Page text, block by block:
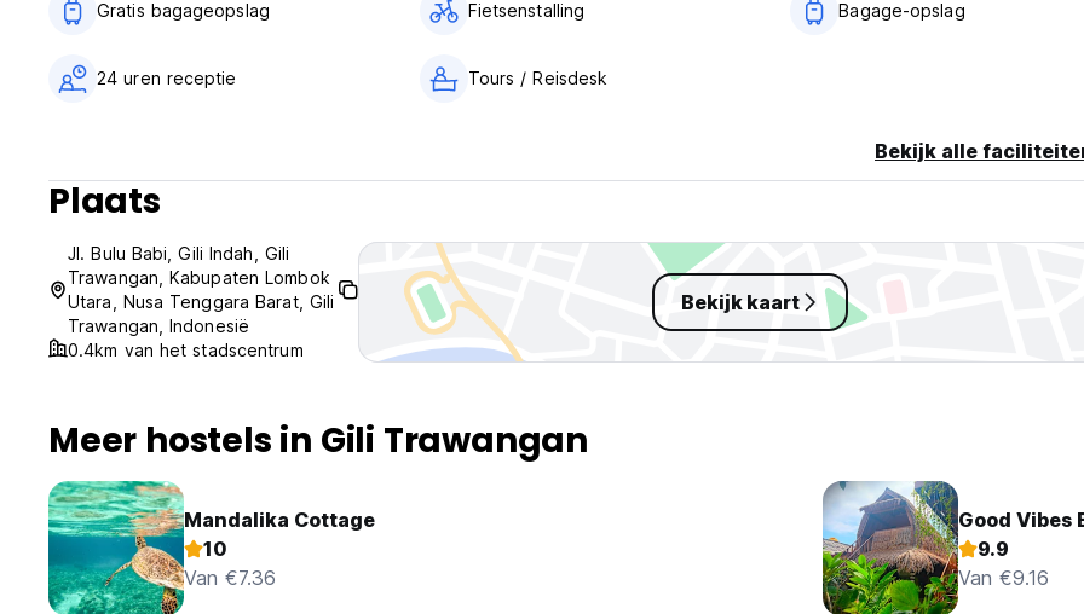
Gratis bagageopslag Fietsenstalling Bagage-opslag
24 uren receptie Tours / Reisdesk
Bekijk alle
Plaats
Jl. Bulu Babi, Gili Indah, Gili
Trawangan, Kabupaten Lombok
Utara, Nusa Tenggara Barat, Gili
Trawangan, Indonesië
0.4km van het stadscentrum
Bekijk kaart
Meer hostels in Gili Trawangan
Mandalika Cottage
10
Van €7.36
Good Vibes
9.9
Van €9.16